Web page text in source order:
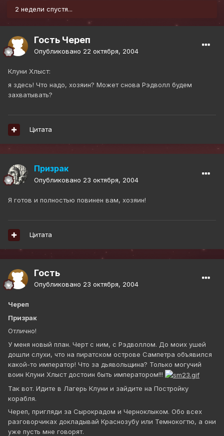
2 недели спустя...
Гость Череп
Опубликовано 22 октября, 2004
Клуни Хлыст:
я здесь! Что надо, хозяин? Может снова Рэдволл будем
захватывать?
Цитата
Призрак
Опубликовано 23 октября, 2004
Я готов и полностью повинен вам, хозяин!
Цитата
Гость
Опубликовано 23 октября, 2004
Череп
Призрак
Отлично!
У меня новый план. Черт с ним, с Рэдволлом. До моих ушей
дошли слухи, что на пиратском острове Сампетра объявился
какой-то император! Что за дьявольщина? Только могучий
воин Клуни Хлыст достоин быть императором!!!
Так вот. Идите в Лагерь Клуни и зайдите на Постройку
корабля.
Череп, пригляди за Сырокрадом и Черноклыком. Обо всех
разговорчиках докладывай Краснозубу или Темнокогтю, а они
уже пусть мне говорят.